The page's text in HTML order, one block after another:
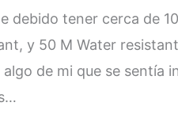
debido tener cerca de
y 50 M Water
de mi que se sentía